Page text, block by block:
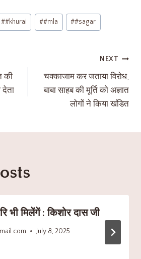
##khurai ##mla ##sagar
की
देता
NEXT
चक्काजाम कर जताया विरोध,
बाबा साहब की मूर्ति को अज्ञात
लोगों ने किया खंडित
भी मिलेंगें : किशोर दास जी
July 8, 2025